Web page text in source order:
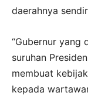
daerahnya
“Gubernur yang
suruhan
membuat
kepada